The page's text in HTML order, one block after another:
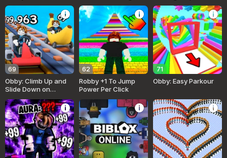
69
Obby: Climb Up and
Slide Down on
Minecarts
62
Robby +1 To Jump
Power Per Click
71
Obby: Easy Parkour